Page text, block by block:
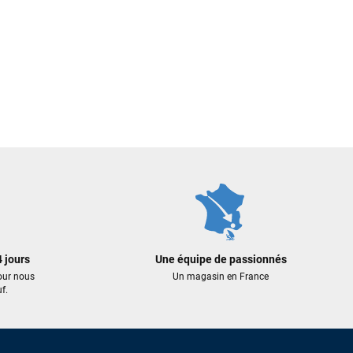
jours
nous
Une équipe de passionnés
Un magasin en France